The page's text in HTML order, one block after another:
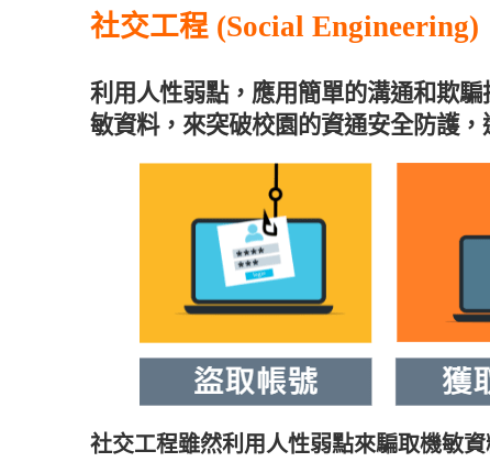
社交工程 (Social Engineering)
利用人性弱點，應用簡單的溝通和欺
敏資料，來突破校園的資通安全防護
社交工程雖然利用人性弱點來騙取機敏